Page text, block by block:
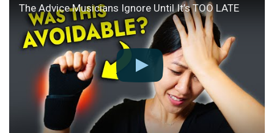
The Advice Musicians Ignore Until It’s TOO LATE